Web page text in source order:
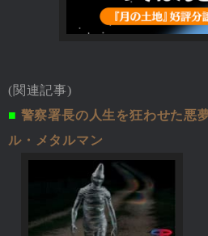
(関連記事)
■ 警察署長の人生を狂わせた悪
ル・メタルマン